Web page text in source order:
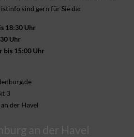
sind gern für Sie da:
18:30 Uhr
Uhr
bis 15:00 Uhr
3
der Havel
an der Havel